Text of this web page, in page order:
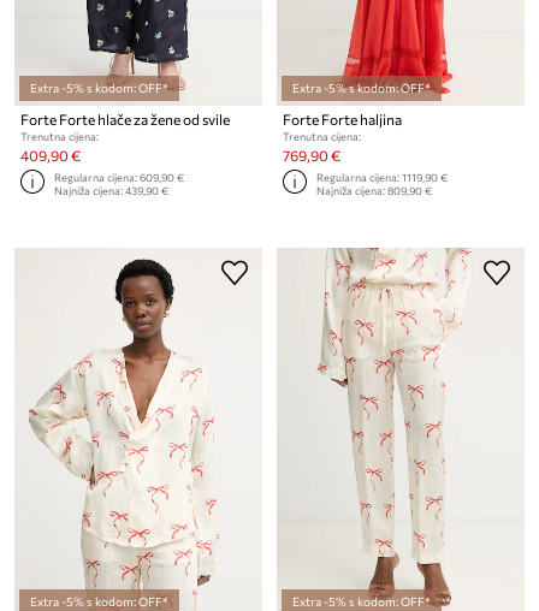
Extra -5% s kodom: OFF*
Forte Forte hlače za žene od svile
Trenutna cijena:
409,90 €
Regularna cijena:609,90 €
Najniža cijena:439,90 €
Extra -5% s kodom: OFF*
Forte Forte haljina
Trenutna cijena:
769,90 €
Regularna cijena:1119,90 €
Najniža cijena:809,90 €
Extra -5% s kodom: OFF* Extra -5% s kodom: OFF*